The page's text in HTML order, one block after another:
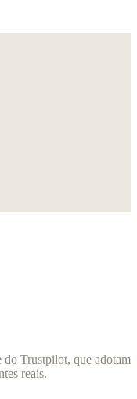
do Trustpilot, que adotam
reais.